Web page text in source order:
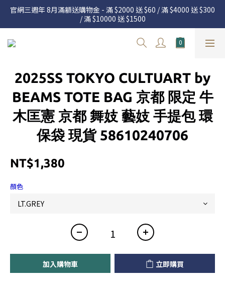
官網三週年 8月滿額送購物金 - 滿 $2000 送 $60 / 滿 $4000 送 $300
/ 滿 $10000 送 $1500
官網三週年 8月滿額送購物金 - 滿 $2000 送 $60 / 滿 $4000 送 $300
/ 滿 $10000 送 $1500
7.22 – 8.13 日本連線中，絕對讓你買到爆
度請詳閱公告
官網三週年 8月滿額送購物金 - 滿 $2000 送 $60 / 滿 $4000 送 $300
/ 滿 $10000 送 $1500
2025SS TOKYO CULTUART by
BEAMS TOTE BAG 京都 限定 牛
木匡憲 京都 舞妓 藝妓 手提包 環
保袋 現貨 58610240706
NT$1,380
顏色
加入購物車 立即購買